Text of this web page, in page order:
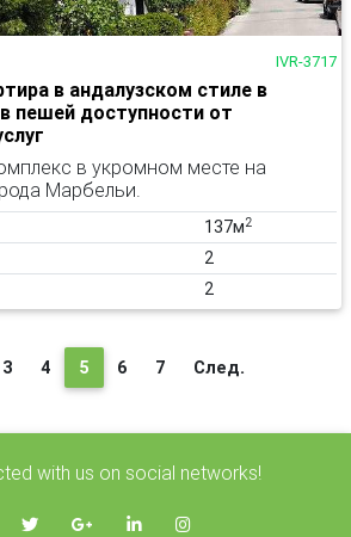
IVR-3717
в андалузском стиле в
пешей доступности от
в укромном месте на
Марбельи.
137м2
2
2
3 4 5(текущая)
6 7 След.
with us on social networks!